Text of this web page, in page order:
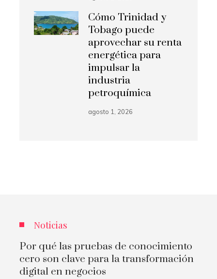
Cómo Trinidad y
Tobago puede
aprovechar su renta
energética para
impulsar la
industria
petroquímica
agosto 1, 2026
Noticias
Por qué las pruebas de conocimiento
cero son clave para la transformación
digital en negocios